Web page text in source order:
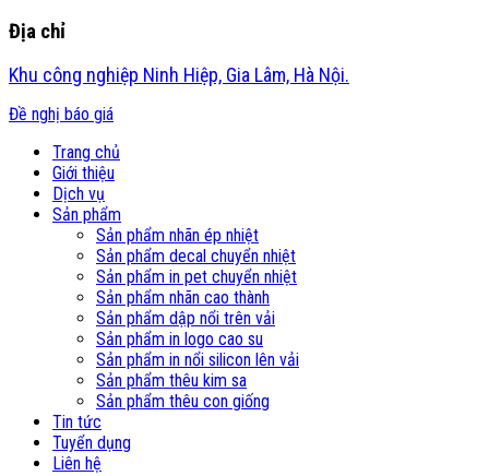
Địa chỉ
Khu công nghiệp Ninh Hiệp, Gia Lâm, Hà Nội.
Đề nghị báo giá
Trang chủ
Giới thiệu
Dịch vụ
Sản phẩm
Sản phẩm nhãn ép nhiệt
Sản phẩm decal chuyển nhiệt
Sản phẩm in pet chuyển nhiệt
Sản phẩm nhãn cao thành
Sản phẩm dập nổi trên vải
Sản phẩm in logo cao su
Sản phẩm in nổi silicon lên vải
Sản phẩm thêu kim sa
Sản phẩm thêu con giống
Tin tức
Tuyển dụng
Liên hệ